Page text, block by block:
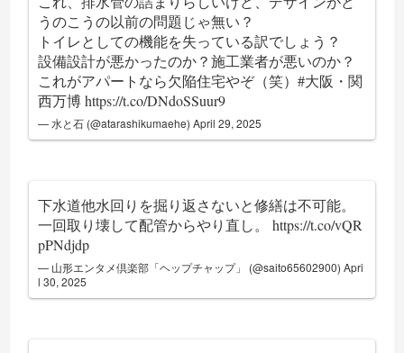
うのこうの以前の問題じゃ無い？
トイレとしての機能を失っている訳でしょう？
設備設計が悪かったのか？施工業者が悪いのか？
これがアパートなら欠陥住宅やぞ（笑）#大阪・関
西万博 https://t.co/DNdoSSuur9
— 水と石 (@atarashikumaehe)April 29, 2025
下水道他水回りを掘り返さないと修繕は不可能。
一回取り壊して配管からやり直し。https://t.co/vQR
pPNdjdp
— 山形エンタメ倶楽部「ヘップチャップ」 (@saito65602900)Apri
l 30, 2025